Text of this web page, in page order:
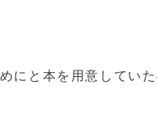
にと本を用意してい